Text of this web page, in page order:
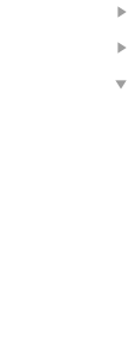
play_arrow
play_arrow
play_arrow